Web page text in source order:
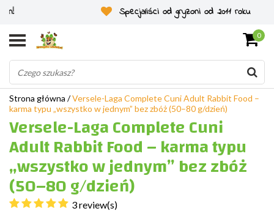
Specjaliści od gryzoni od 2011 roku
0
Strona główna /Versele-Laga Complete Cuni Adult Rabbit Food –
karma typu „wszystko w jednym” bez zbóż (50–80 g/dzień)
Versele-Laga Complete Cuni
Adult Rabbit Food – karma typu
„wszystko w jednym” bez zbóż
(50–80 g/dzień)
3 review(s)